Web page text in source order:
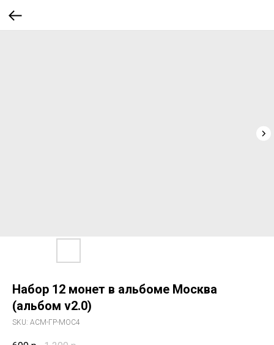
Набор 12 монет в альбоме Москва
(альбом v2.0)
SKU: АСМ-ГР-МОС4